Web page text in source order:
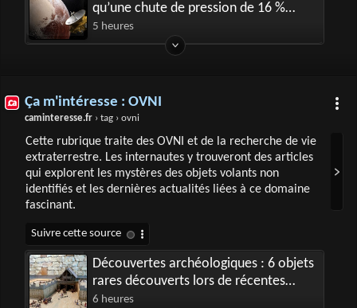
qu’une chute de pression de 16 %
révèle vraiment
5 heures
Ça m'intéresse : OVNI
caminteresse.fr › tag › ovni
Cette rubrique traite des OVNI et de la recherche de vie
extraterrestre. Les internautes y trouveront des articles
qui explorent les mystères des objets volants non
identifiés et les dernières actualités liées à ce domaine
fascinant.
Découvertes archéologiques : 6 objets
rares découverts lors de récentes
fouilles
6 heures